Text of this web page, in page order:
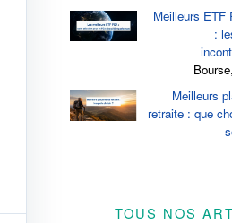
Meilleurs ETF
:
Meilleurs
retraite : que
TOUS NOS